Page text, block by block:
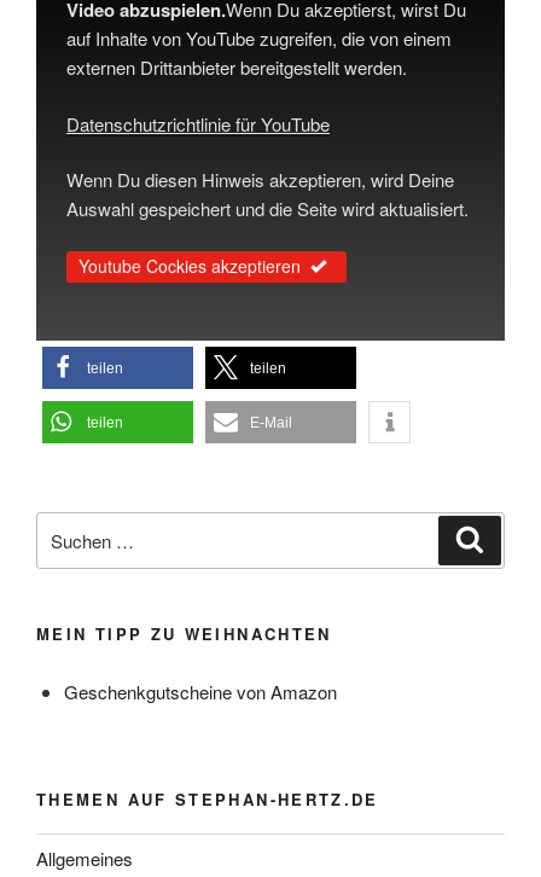
Video abzuspielen.Wenn Du akzeptierst, wirst Du
auf Inhalte von YouTube zugreifen, die von einem
externen Drittanbieter bereitgestellt werden.
Datenschutzrichtlinie für YouTube
Wenn Du diesen Hinweis akzeptieren, wird Deine
Auswahl gespeichert und die Seite wird aktualisiert.
Youtube Cockies akzeptieren
teilen teilen
teilen E-Mail
nach:
MEIN TIPP ZU WEIHNACHTEN
Geschenkgutscheine von Amazon
THEMEN AUF STEPHAN-HERTZ.DE
Allgemeines